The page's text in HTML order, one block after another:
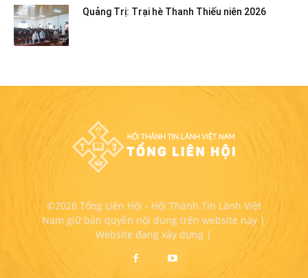
Quảng Trị: Trại hè Thanh Thiếu niên 2026
©2026 Tổng Liên Hội - Hội Thánh Tin Lành Việt
Nam giữ bản quyền nội dung trên website này |
Website đang xây dựng |